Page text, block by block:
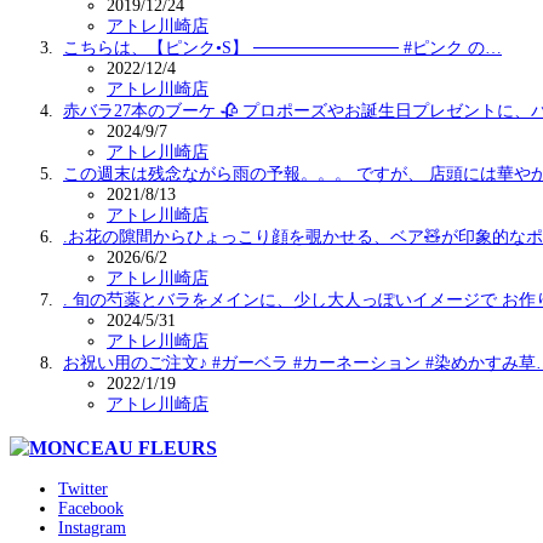
2019/12/24
アトレ川崎店
こちらは、【ピンク•S】 ──────────── #ピンク の…
2022/12/4
アトレ川崎店
赤バラ27本のブーケ 🥀 プロポーズやお誕生日プレゼントに、
2024/9/7
アトレ川崎店
この週末は残念ながら雨の予報。。。 ですが、 店頭には華や
2021/8/13
アトレ川崎店
.お花の隙間からひょっこり顔を覗かせる、ベア🧸が印象的な
2026/6/2
アトレ川崎店
. 旬の芍薬とバラをメインに、少し大人っぽいイメージで お
2024/5/31
アトレ川崎店
お祝い用のご注文♪ #ガーベラ #カーネーション #染めかすみ
2022/1/19
アトレ川崎店
Twitter
Facebook
Instagram